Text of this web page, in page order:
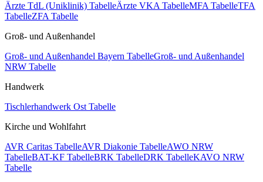
Ärzte TdL (Uniklinik) TabelleÄrzte VKA TabelleMFA TabelleTFA
TabelleZFA Tabelle
Groß- und Außenhandel
Groß- und Außenhandel Bayern TabelleGroß- und Außenhandel
NRW Tabelle
Handwerk
Tischlerhandwerk Ost Tabelle
Kirche und Wohlfahrt
AVR Caritas TabelleAVR Diakonie TabelleAWO NRW
TabelleBAT-KF TabelleBRK TabelleDRK TabelleKAVO NRW
Tabelle